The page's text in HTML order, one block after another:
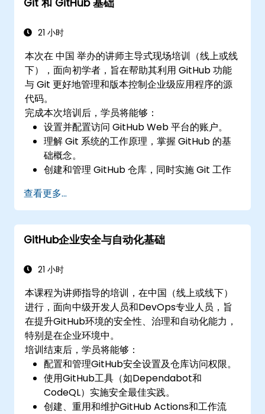
21 小时
本次在 中国 举办的讲师主导式现场培训（线上或线
下），面向初学者，旨在帮助其利用 GitHub 功能
与 Git 更好地管理和版本控制企业级应用程序的源
代码。
完成本次培训后，学员将能够：
设置并配置访问 GitHub Web 平台的账户。
理解 Git 系统的工作原理，掌握 GitHub 的基
础概念。
创建和管理 GitHub 仓库，同时实施 Git 工作
在 GitHub 内执行源代码变更，同步平台外完
成的修订版本。
操作 Pull Requests、Tags、Releases 及其他
GitHub 核心组件。
的 bash 环境。
掌握并熟悉 Git 和 GitHub 的结构，提升编程
实践能力。
查看更多...
GitHub企业安全与自动化基础
21 小时
本课程为讲师指导的培训，在中国（线上或线下）
进行，面向中级开发人员和DevOps专业人员，旨
在提升GitHub环境的安全性、治理和自动化能力，
特别是在企业环境中。
培训结束后，学员将能够：
配置和管理GitHub安全设置及仓库访问权限。
使用GitHub工具（如Dependabot和
CodeQL）实施安全最佳实践。
创建、重用和维护GitHub Actions和工作流